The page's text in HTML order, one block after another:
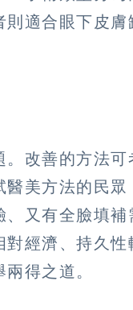
適合眼下皮膚
改善的方法可
美方法的民眾
又有全臉填補
經濟、持久性
得之道。